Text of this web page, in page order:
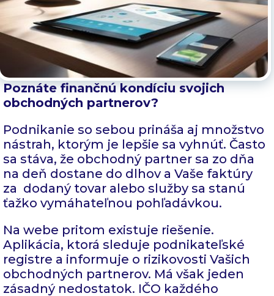
Poznáte finančnú kondíciu svojich
obchodných partnerov?
Podnikanie so sebou prináša aj množstvo
nástrah, ktorým je lepšie sa vyhnúť. Často
sa stáva, že obchodný partner sa zo dňa
na deň dostane do dlhov a Vaše faktúry
za dodaný tovar alebo služby sa stanú
ťažko vymáhateľnou pohľadávkou.
Na webe pritom existuje riešenie.
Aplikácia, ktorá sleduje podnikateľské
registre a informuje o rizikovosti Vašich
obchodných partnerov. Má však jeden
zásadný nedostatok. IČO každého